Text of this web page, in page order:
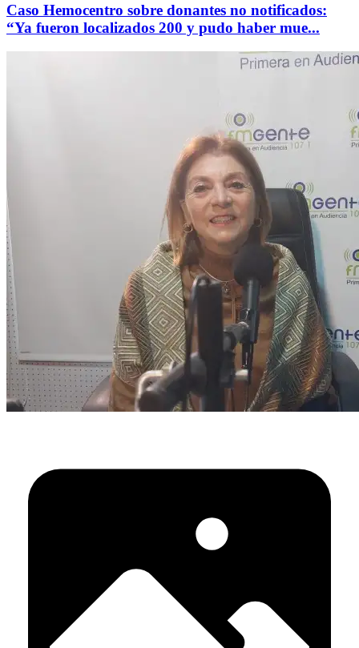
Caso Hemocentro sobre donantes no notificados:
“Ya fueron localizados 200 y pudo haber mue...